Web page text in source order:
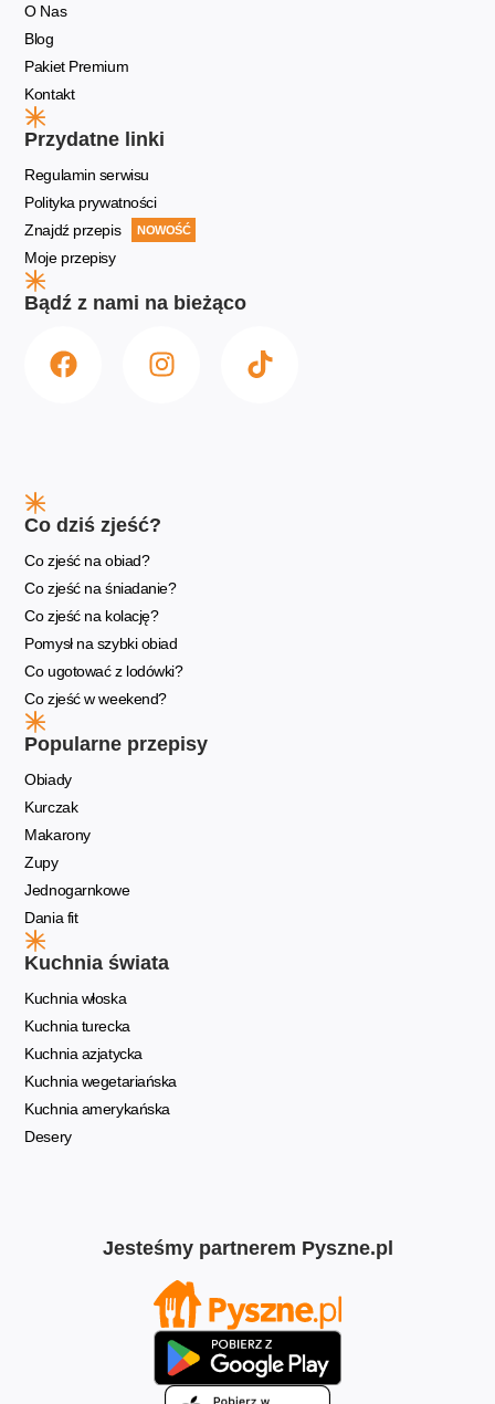
O Nas
Blog
Pakiet Premium
Kontakt
Przydatne linki
Regulamin serwisu
Polityka prywatności
Znajdź przepis
NOWOŚĆ
Moje przepisy
Bądź z nami na bieżąco
Co dziś zjeść?
Co zjeść na obiad?
Co zjeść na śniadanie?
Co zjeść na kolację?
Pomysł na szybki obiad
Co ugotować z lodówki?
Co zjeść w weekend?
Popularne przepisy
Obiady
Kurczak
Makarony
Zupy
Jednogarnkowe
Dania fit
Kuchnia świata
Kuchnia włoska
Kuchnia turecka
Kuchnia azjatycka
Kuchnia wegetariańska
Kuchnia amerykańska
Desery
Jesteśmy partnerem Pyszne.pl